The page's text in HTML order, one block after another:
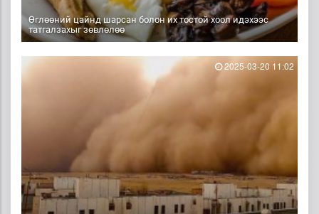
Өглөөний цайнд шарсан болон их тостой хоол идэхээс
татгалзахыг зөвлөлөө
2025-03-20 11:02